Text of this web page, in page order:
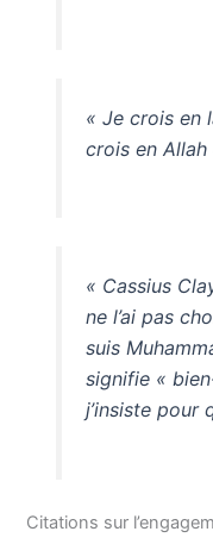
« Je crois en
crois en
« Cassius
ne l’ai pas
suis
signifie «
j’insiste pour
Citations sur